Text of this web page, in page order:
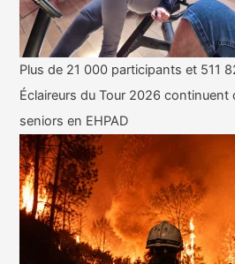
Plus de 21 000 participants et 511
Éclaireurs du Tour 2026 continuent
seniors en EHPAD